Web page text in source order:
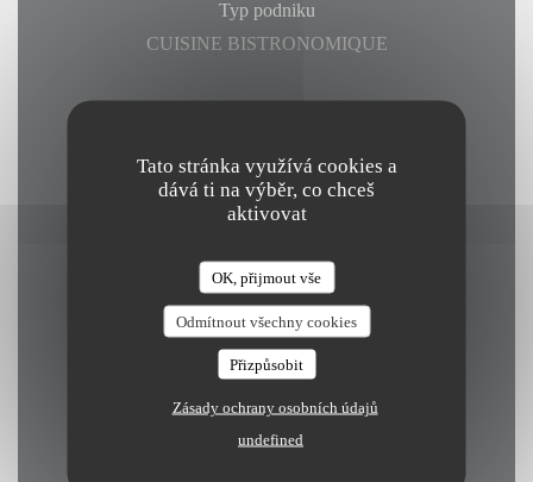
Tato stránka využívá cookies a
dává ti na výběr, co chceš
aktivovat
OK, přijmout vše
Odmítnout všechny cookies
Přizpůsobit
Zásady ochrany osobních údajů
undefined
Typ podniku
CUISINE BISTRONOMIQUE
Eurocard/Mastercard, Cash, Visa, Debit Card
Otevírací hodiny
Pondělí